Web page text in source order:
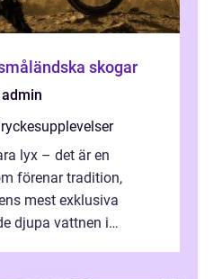
skogar
admin
lyx – det är en
förenar tradition,
mest exklusiva
djupa vattnen i